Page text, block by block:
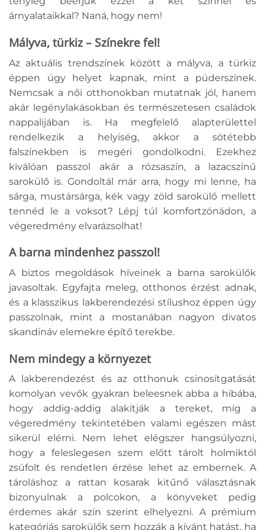
árnyalataikkal? Naná, hogy nem!
Mályva, türkiz – Színekre fel!
Az aktuális trendszínek között a mályva, a türkiz
éppen úgy helyet kapnak, mint a púderszínek.
Nemcsak a női otthonokban mutatnak jól, hanem
akár legénylakásokban és természetesen családok
nappalijában is. Ha megfelelő alapterülettel
rendelkezik a helyiség, akkor a sötétebb
falszínekben is megéri gondolkodni. Ezekhez
kiválóan passzol akár a rózsaszín, a lazacszínű
sarokülő is. Gondoltál már arra, hogy mi lenne, ha
sárga, mustársárga, kék vagy zöld sarokülő mellett
tennéd le a voksot? Lépj túl komfortzónádon, a
végeredmény elvarázsolhat!
A barna mindenhez passzol!
A biztos megoldások híveinek a barna sarokülők
javasoltak. Egyfajta meleg, otthonos érzést adnak,
és a klasszikus lakberendezési stílushoz éppen úgy
passzolnak, mint a mostanában nagyon divatos
skandináv elemekre építő terekbe.
Nem mindegy a környezet
A lakberendezést és az otthonuk csinosítgatását
komolyan vevők gyakran beleesnek abba a hibába,
hogy addig-addig alakítják a tereket, míg a
végeredmény tekintetében valami egészen mást
sikerül elérni. Nem lehet elégszer hangsúlyozni,
hogy a feleslegesen szem előtt tárolt holmiktól
zsúfolt és rendetlen érzése lehet az embernek. A
tároláshoz a rattan kosarak kitűnő választásnak
bizonyulnak a polcokon, a könyveket pedig
érdemes akár szín szerint elhelyezni. A prémium
kategóriás sarokülők sem hozzák a kívánt hatást, ha